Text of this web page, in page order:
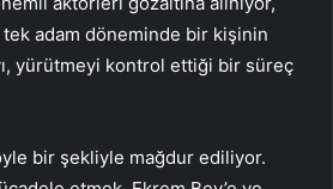
adam döneminde bir kişinin
yürütmeyi kontrol ettiği bir süreç
bir şekliyle mağdur ediliyor.